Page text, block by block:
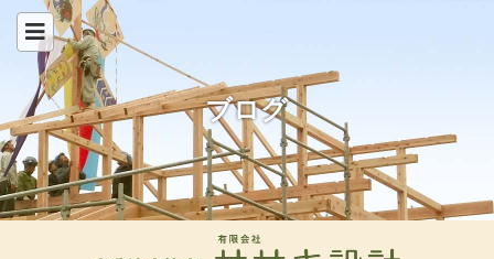
ブログ